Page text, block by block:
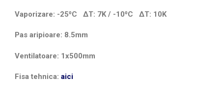
Vaporizare: -25⁰C ΔT: 7K / -10⁰C ΔT: 10K
Pas aripioare: 8.5mm
Ventilatoare: 1x500mm
Fisa tehnica: aici